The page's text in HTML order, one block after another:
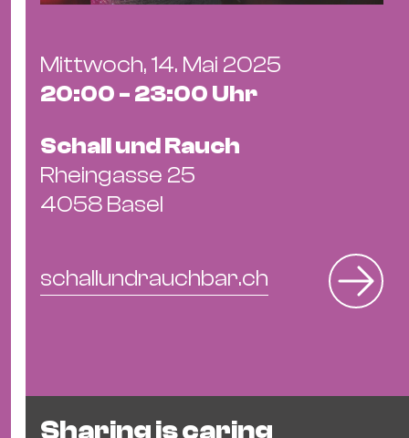
Suchen
Mittwoch, 14. Mai 2025
20:00 - 23:00 Uhr
Schall und Rauch
Rheingasse 25
4058 Basel
schallundrauchbar.ch
Sharing is caring